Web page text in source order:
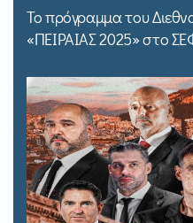
Το πρόγραμμα του
«ΠΕΙΡΑΙΑΣ 2025» στο